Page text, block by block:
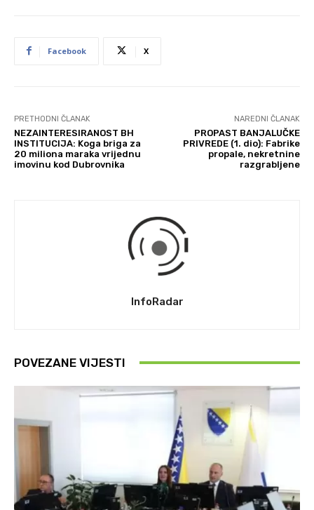
Facebook X
PRETHODNI ČLANAK
NEZAINTERESIRANOST BH
INSTITUCIJA: Koga briga za
20 miliona maraka vrijednu
imovinu kod Dubrovnika
NAREDNI ČLANAK
PROPAST BANJALUČKE
PRIVREDE (1. dio): Fabrike
propale, nekretnine
razgrabljene
InfoRadar
POVEZANE VIJESTI